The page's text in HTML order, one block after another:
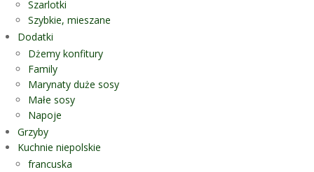
Szarlotki
Szybkie, mieszane
Dodatki
Dżemy konfitury
Family
Marynaty duże sosy
Małe sosy
Napoje
Grzyby
Kuchnie niepolskie
francuska